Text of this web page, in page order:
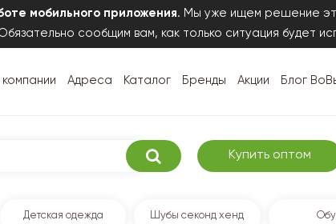
мобильного приложения. Мы уже ищем решение
сообщим вам, как только ситуация будет
Адреса Каталог Бренды Акции Блог
Купить оптом
Детская одежда Шубы секонд хенд